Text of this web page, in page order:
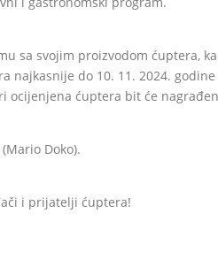
sa svojim proizvodom ćuptera,
najkasnije do 10. 11. 2024.
ocijenjena ćuptera bit će
Doko).
i prijatelji ćuptera!